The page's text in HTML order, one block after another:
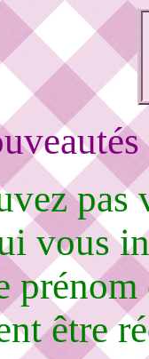
pas
vous
être